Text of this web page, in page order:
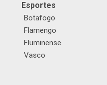
Esportes
Botafogo
Flamengo
Fluminense
Vasco